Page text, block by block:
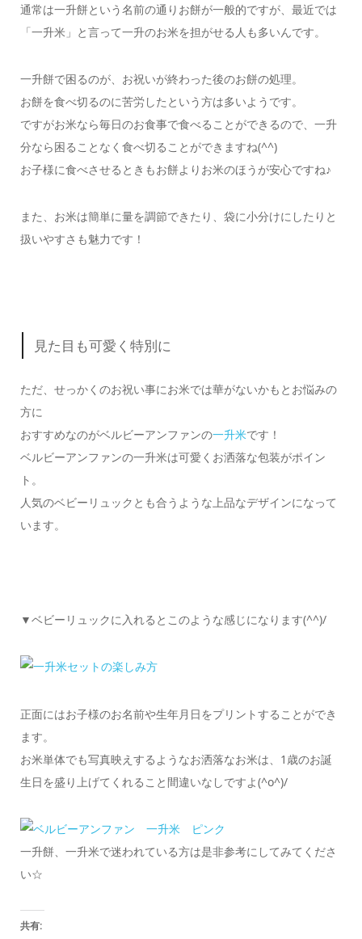
通常は一升餅という名前の通りお餅が一般的ですが、最近では
「一升米」と言って一升のお米を担がせる人も多いんです。
一升餅で困るのが、お祝いが終わった後のお餅の処理。
お餅を食べ切るのに苦労したという方は多いようです。
ですがお米なら毎日のお食事で食べることができるので、一升
分なら困ることなく食べ切ることができますね(^^)
お子様に食べさせるときもお餅よりお米のほうが安心ですね♪
また、お米は簡単に量を調節できたり、袋に小分けにしたりと
扱いやすさも魅力です！
見た目も可愛く特別に
ただ、せっかくのお祝い事にお米では華がないかもとお悩みの
方に
おすすめなのがベルビーアンファンの一升米です！
ベルビーアンファンの一升米は可愛くお洒落な包装がポイン
ト。
人気のベビーリュックとも合うような上品なデザインになって
います。
▼ベビーリュックに入れるとこのような感じになります(^^)/
正面にはお子様のお名前や生年月日をプリントすることができ
ます。
お米単体でも写真映えするようなお洒落なお米は、1歳のお誕
生日を盛り上げてくれること間違いなしですよ(^o^)/
一升餅、一升米で迷われている方は是非参考にしてみてくださ
い☆
共有: